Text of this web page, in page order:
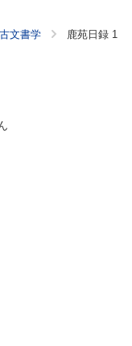
文書学 鹿苑日録 1